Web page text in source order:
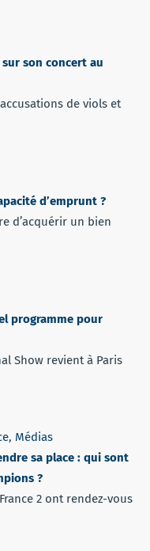
son concert au
de viols et
d’emprunt ?
d’acquérir un bien
programme pour
Show revient à Paris
, Médias
sa place : qui sont
?
2 ont rendez-vous